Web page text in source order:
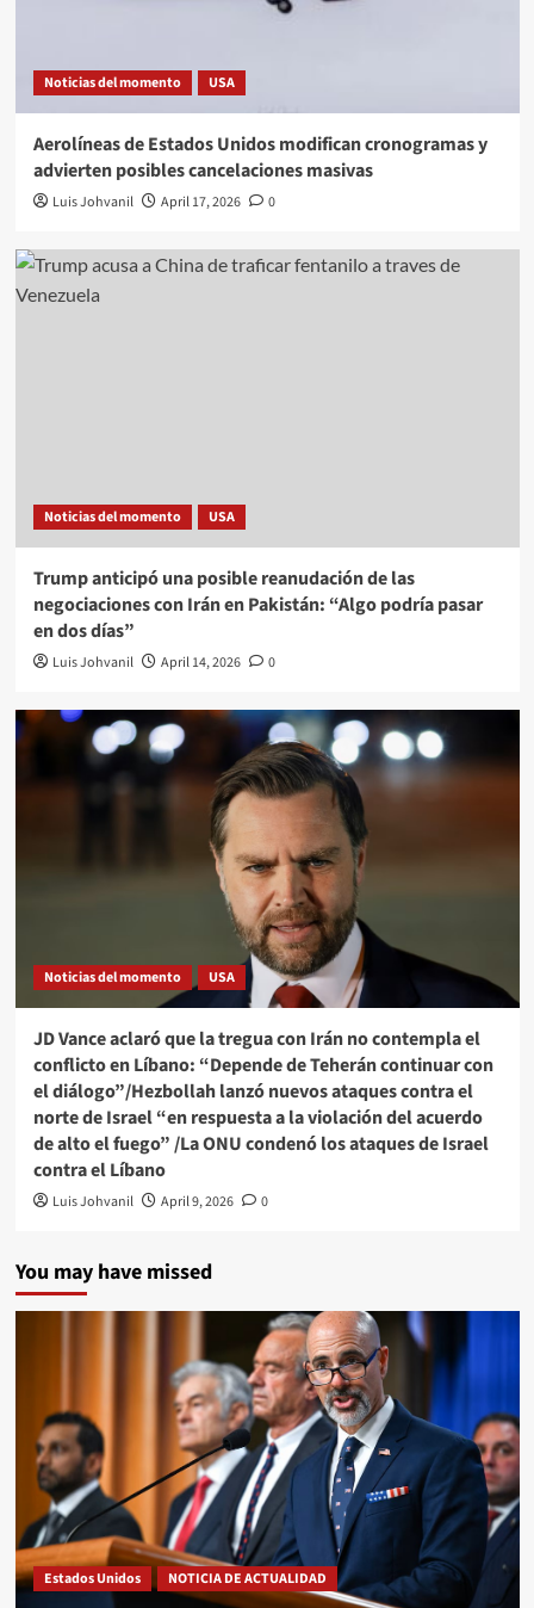
Noticias del momento USA
Aerolíneas de Estados Unidos modifican cronogramas y
advierten posibles cancelaciones masivas
Luis Johvanil April 17, 2026 0
Noticias del momento USA
Trump anticipó una posible reanudación de las
negociaciones con Irán en Pakistán: “Algo podría pasar
en dos días”
Luis Johvanil April 14, 2026 0
Noticias del momento USA
JD Vance aclaró que la tregua con Irán no contempla el
conflicto en Líbano: “Depende de Teherán continuar con
el diálogo”/Hezbollah lanzó nuevos ataques contra el
norte de Israel “en respuesta a la violación del acuerdo
de alto el fuego” /La ONU condenó los ataques de Israel
contra el Líbano
Luis Johvanil April 9, 2026 0
You may have missed
Estados Unidos NOTICIA DE ACTUALIDAD